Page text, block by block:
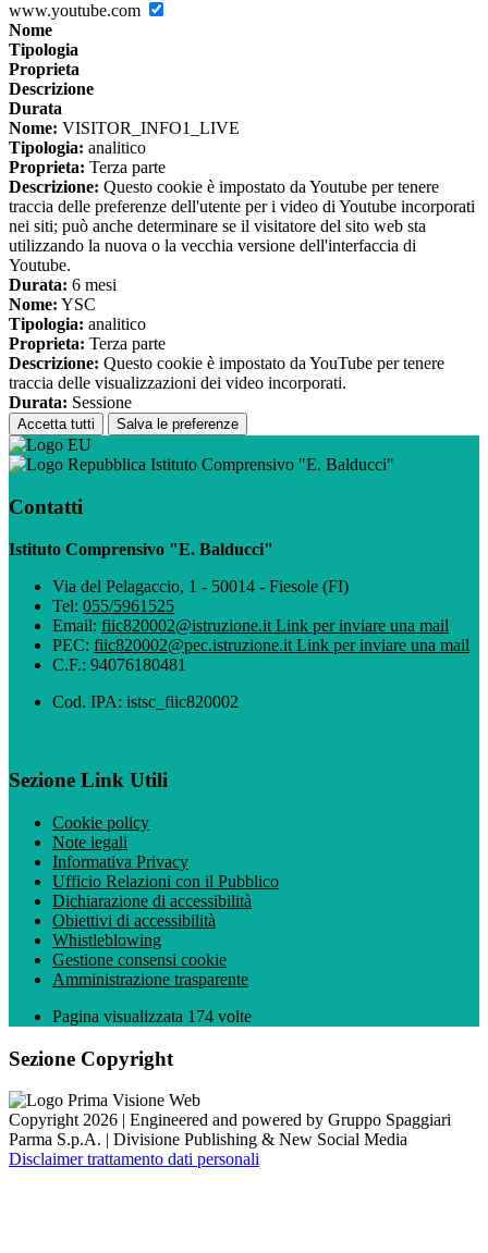
www.youtube.com
Nome
Tipologia
Proprieta
Descrizione
Durata
Nome: VISITOR_INFO1_LIVE
Tipologia: analitico
Proprieta: Terza parte
Descrizione: Questo cookie è impostato da Youtube per tenere
traccia delle preferenze dell'utente per i video di Youtube incorporati
nei siti; può anche determinare se il visitatore del sito web sta
utilizzando la nuova o la vecchia versione dell'interfaccia di
Youtube.
Durata: 6 mesi
Nome: YSC
Tipologia: analitico
Proprieta: Terza parte
Descrizione: Questo cookie è impostato da YouTube per tenere
traccia delle visualizzazioni dei video incorporati.
Durata: Sessione
Accetta tutti Salva le preferenze
Istituto Comprensivo "E. Balducci"
Contatti
Istituto Comprensivo "E. Balducci"
Via del Pelagaccio, 1 - 50014 - Fiesole (FI)
Tel: 055/5961525
Email: fiic820002@istruzione.it Link per inviare una mail
PEC: fiic820002@pec.istruzione.it Link per inviare una mail
C.F.: 94076180481
Cod. IPA: istsc_fiic820002
Sezione Link Utili
Cookie policy
Note legali
Informativa Privacy
Ufficio Relazioni con il Pubblico
Dichiarazione di accessibilità
Obiettivi di accessibilità
Whistleblowing
Gestione consensi cookie
Amministrazione trasparente
Pagina visualizzata 174 volte
Sezione Copyright
Copyright 2026 | Engineered and powered by Gruppo Spaggiari
Parma S.p.A. | Divisione Publishing & New Social Media
Disclaimer trattamento dati personali